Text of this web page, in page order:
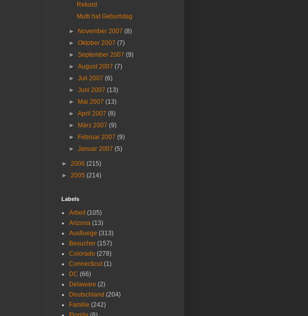
Rekord
Mutti hat Geburtstag
► November 2007(8)
►Oktober 2007(7)
►September 2007(9)
►August 2007(7)
►Juli 2007(6)
►Juni 2007(13)
►
Mai 2007(13)
►April 2007(8)
►
März 2007(9)
►
Februar 2007(9)
►Januar 2007(5)
► 2006 (215)
► 2005 (214)
Labels
Arbeit (105)
Arizona (13)
Ausfluege (313)
Besucher (157)
Colorado (278)
Connecticut (1)
DC (66)
Delaware (2)
Deutschland (204)
Familie (242)